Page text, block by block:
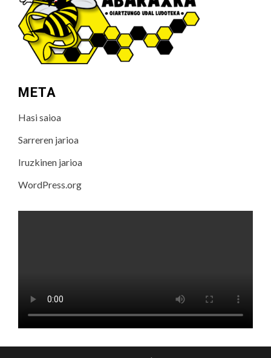
META
Hasi saioa
Sarreren jarioa
Iruzkinen jarioa
WordPress.org